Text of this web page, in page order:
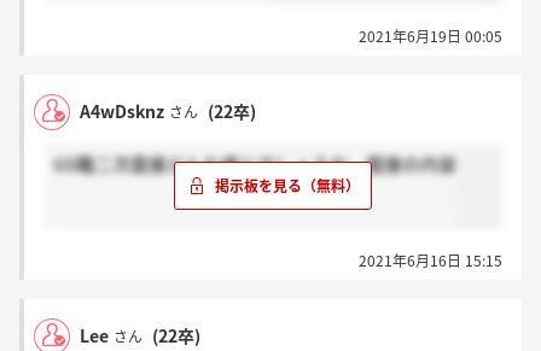
2021年6月19日 00:05
A4wDsknz さん (22卒)
GS職二次面接どんな感じでしょうか、面接の内容
2021年6月16日 15:15
Lee さん (22卒)